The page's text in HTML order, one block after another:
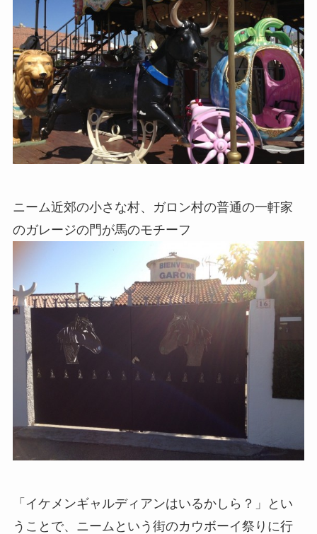
ニーム近郊の小さな村、ガロン村の普通の一軒家
のガレージの門が馬のモチーフ
「イケメンギャルディアンはいるかしら？」とい
うことで、ニームという街のカウボーイ祭りに行